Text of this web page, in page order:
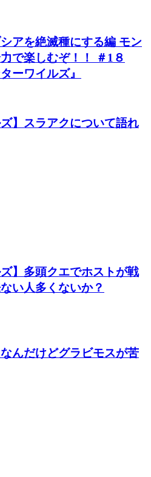
アを絶滅種にする編 モン
で楽しむぞ！！ ＃1８
ーワイルズ』
ズ】スラアクについて語れ
ズ】多頭クエでホストが戦
い人多くないか？
んだけどグラビモスが苦